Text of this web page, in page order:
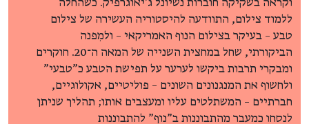
וקראה בשקיקה חוברות נשיונל ג'יאוגרפיק. כשהחלה
ללמוד צילום, התוודעה להיסטוריה העשירה של צילום
טבע – בעיקר בצילום הנוף האמריקאי – ולמִפנה
הביקורתי, שחל במחצית השנייה של המאה ה־20. חוקרים
ומבקרי תרבות ביקשו לערער על תפישת הטבע כ"טבעי"
ולחשוף את המנגנונים השונים – פוליטיים, אקולוגיים,
חברתיים – המשתלטים עליו ומעצבים אותו; תהליך שניתן
לנסחו כמעבר מהתבוננות ב"נוף" להתבוננות